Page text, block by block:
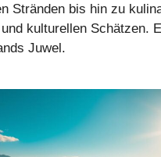
Stränden bis hin zu
kulturellen Schätzen.
Juwel.